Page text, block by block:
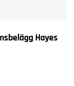
Hayes